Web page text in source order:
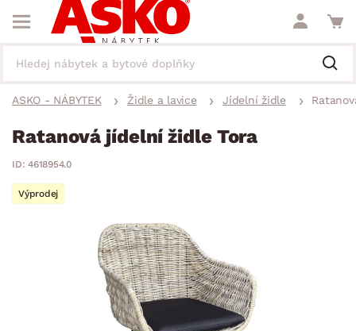
ASKO - NÁBYTEK Židle a lavice Jídelní židle
Ratanová jídelní židle Tora
ID: 4618954.0
Výprodej